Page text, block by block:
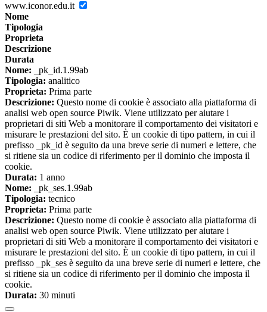
www.iconor.edu.it
Nome
Tipologia
Proprieta
Descrizione
Durata
Nome: _pk_id.1.99ab
Tipologia: analitico
Proprieta: Prima parte
Descrizione: Questo nome di cookie è associato alla piattaforma di
analisi web open source Piwik. Viene utilizzato per aiutare i
proprietari di siti Web a monitorare il comportamento dei visitatori e
misurare le prestazioni del sito. È un cookie di tipo pattern, in cui il
prefisso _pk_id è seguito da una breve serie di numeri e lettere, che
si ritiene sia un codice di riferimento per il dominio che imposta il
cookie.
Durata: 1 anno
Nome: _pk_ses.1.99ab
Tipologia: tecnico
Proprieta: Prima parte
Descrizione: Questo nome di cookie è associato alla piattaforma di
analisi web open source Piwik. Viene utilizzato per aiutare i
proprietari di siti Web a monitorare il comportamento dei visitatori e
misurare le prestazioni del sito. È un cookie di tipo pattern, in cui il
prefisso _pk_ses è seguito da una breve serie di numeri e lettere, che
si ritiene sia un codice di riferimento per il dominio che imposta il
cookie.
Durata: 30 minuti